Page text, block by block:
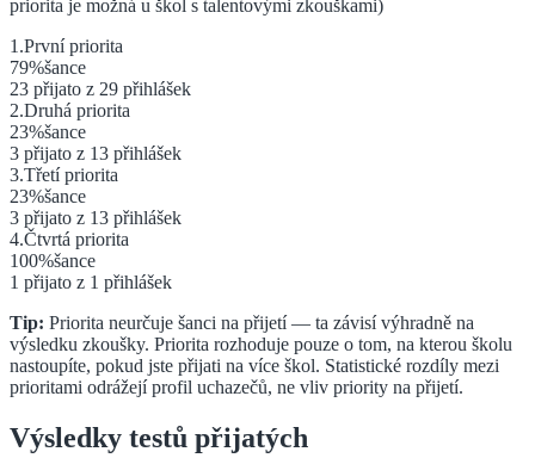
priorita je možná u škol s talentovými zkouškami)
1 .Prvnípriorita
79%šance
23 přijato z 29 přihlášek
2.Druhá priorita
23%šance
3 přijato z 13 přihlášek
3.Třetípriorita
23%šance
3 přijato z 13 přihlášek
4.Čtvrtá priorita
100%šance
1 přijato z 1 přihlášek
Tip: Priorita neurčuje šanci na přijetí — ta závisí výhradně na
výsledku zkoušky. Priorita rozhoduje pouze o tom, na kterou školu
nastoupíte, pokud jste přijati na více škol. Statistické rozdíly mezi
prioritami odrážejí profil uchazečů, ne vliv priority na přijetí.
Výsledky testů přijatých